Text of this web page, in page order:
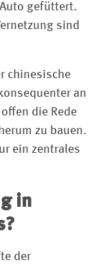
gefüttert.
sind
chinesische
an
die Rede
zu bauen.
ein zentrales
in
der